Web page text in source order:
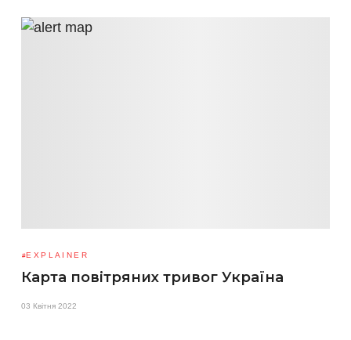
EXPLAINER
Карта повітряних тривог Україна
03 Квітня 2022